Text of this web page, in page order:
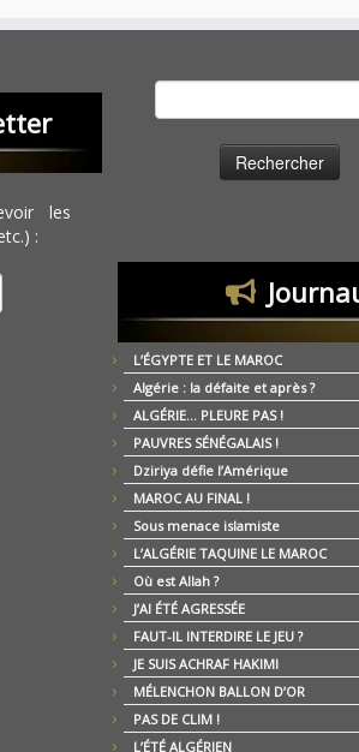
les
:
L’ÉGYPTE ET LE MAROC
Algérie : la défaite et après ?
ALGÉRIE… PLEURE PAS !
PAUVRES SÉNÉGALAIS !
Dziriya défie l’Amérique
MAROC AU FINAL !
Sous menace islamiste
L’ALGÉRIE TAQUINE LE MAROC
Où est Allah ?
J’AI ÉTÉ AGRESSÉE
FAUT-IL INTERDIRE LE JEU ?
JE SUIS ACHRAF HAKIMI
MÉLENCHON BALLON D’OR
PAS DE CLIM !
L’ÉTÉ ALGÉRIEN